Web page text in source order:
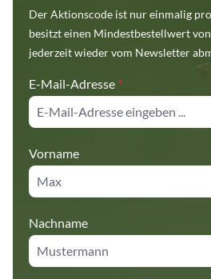
Der Aktionscode ist nur einmalig
besitzt einen Mindestbestellwert
jederzeit wieder vom Newsletter
E-Mail-Adresse *
Vorname
Nachname